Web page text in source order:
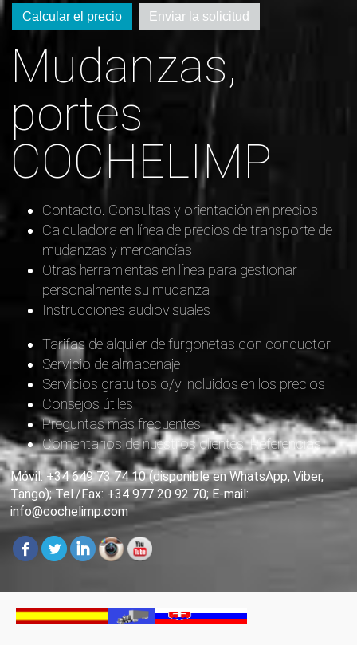
Calcular el precio Enviar la solicitud
Mudanzas,
portes
COCHELIMP
Contacto. Consultas y orientación en precios
Calculadora en línea de precios de transporte de
mudanzas y mercancías
Otras herramientas en línea para gestionar
personalmente su mudanza
Instrucciones audiovisuales
Tarifas de alquiler de furgonetas con conductor
Servicio de almacenaje
Servicios gratuitos o/y incluidos en los precios
Consejos útiles
Preguntas más frecuentes
Comentarios de nuestros clientes. Referencias
Móvil: +34 649 73 74 10 (disponible en WhatsApp, Viber,
Tango); Tel./Fax: +34 977 20 92 70; E-mail:
info@cochelimp.com